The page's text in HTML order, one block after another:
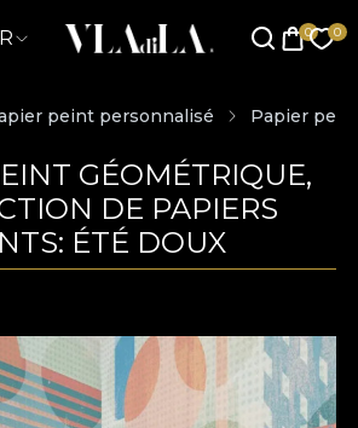
peint personnalisé Papier
GÉOMÉTRIQUE,
DE PAPIERS
ÉTÉ DOUX